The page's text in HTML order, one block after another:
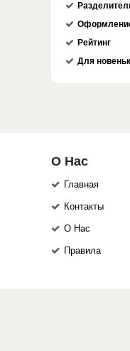
Рейтинг
Для
О Нас
Главная
Контакты
О Нас
Правила